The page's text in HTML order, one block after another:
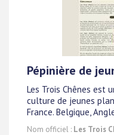
Pépinière de
Les Trois Chênes est
culture de jeunes
France. Belgique,
Nom officiel : Les Trois